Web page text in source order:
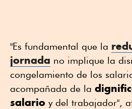
"Es fundamental que la
jornada no implique la
congelamiento de los
acompañada de la
salario y del trabajador",